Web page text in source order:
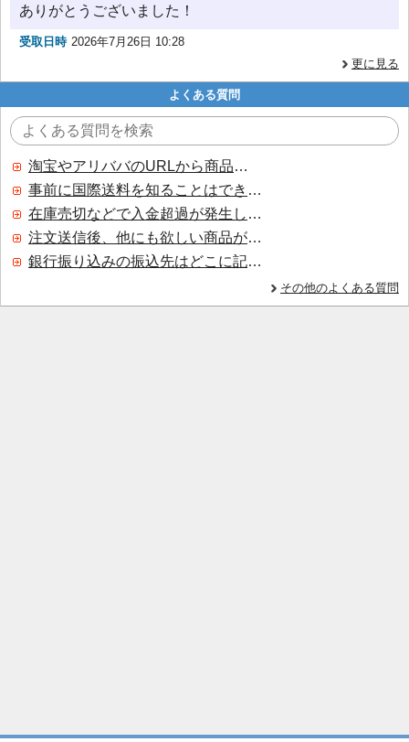
ありがとうございました！
受取日時 2026年7月26日 10:28
更に見る
よくある質問
淘宝やアリババのURLから商品を探すことはできますか？
事前に国際送料を知ることはできますか？
在庫売切などで入金超過が発生した場合はいつ返金されますか？
注文送信後、他にも欲しい商品が見つかった場合、追加注文できますか？
銀行振り込みの振込先はどこに記載されていますか？
その他のよくある質問